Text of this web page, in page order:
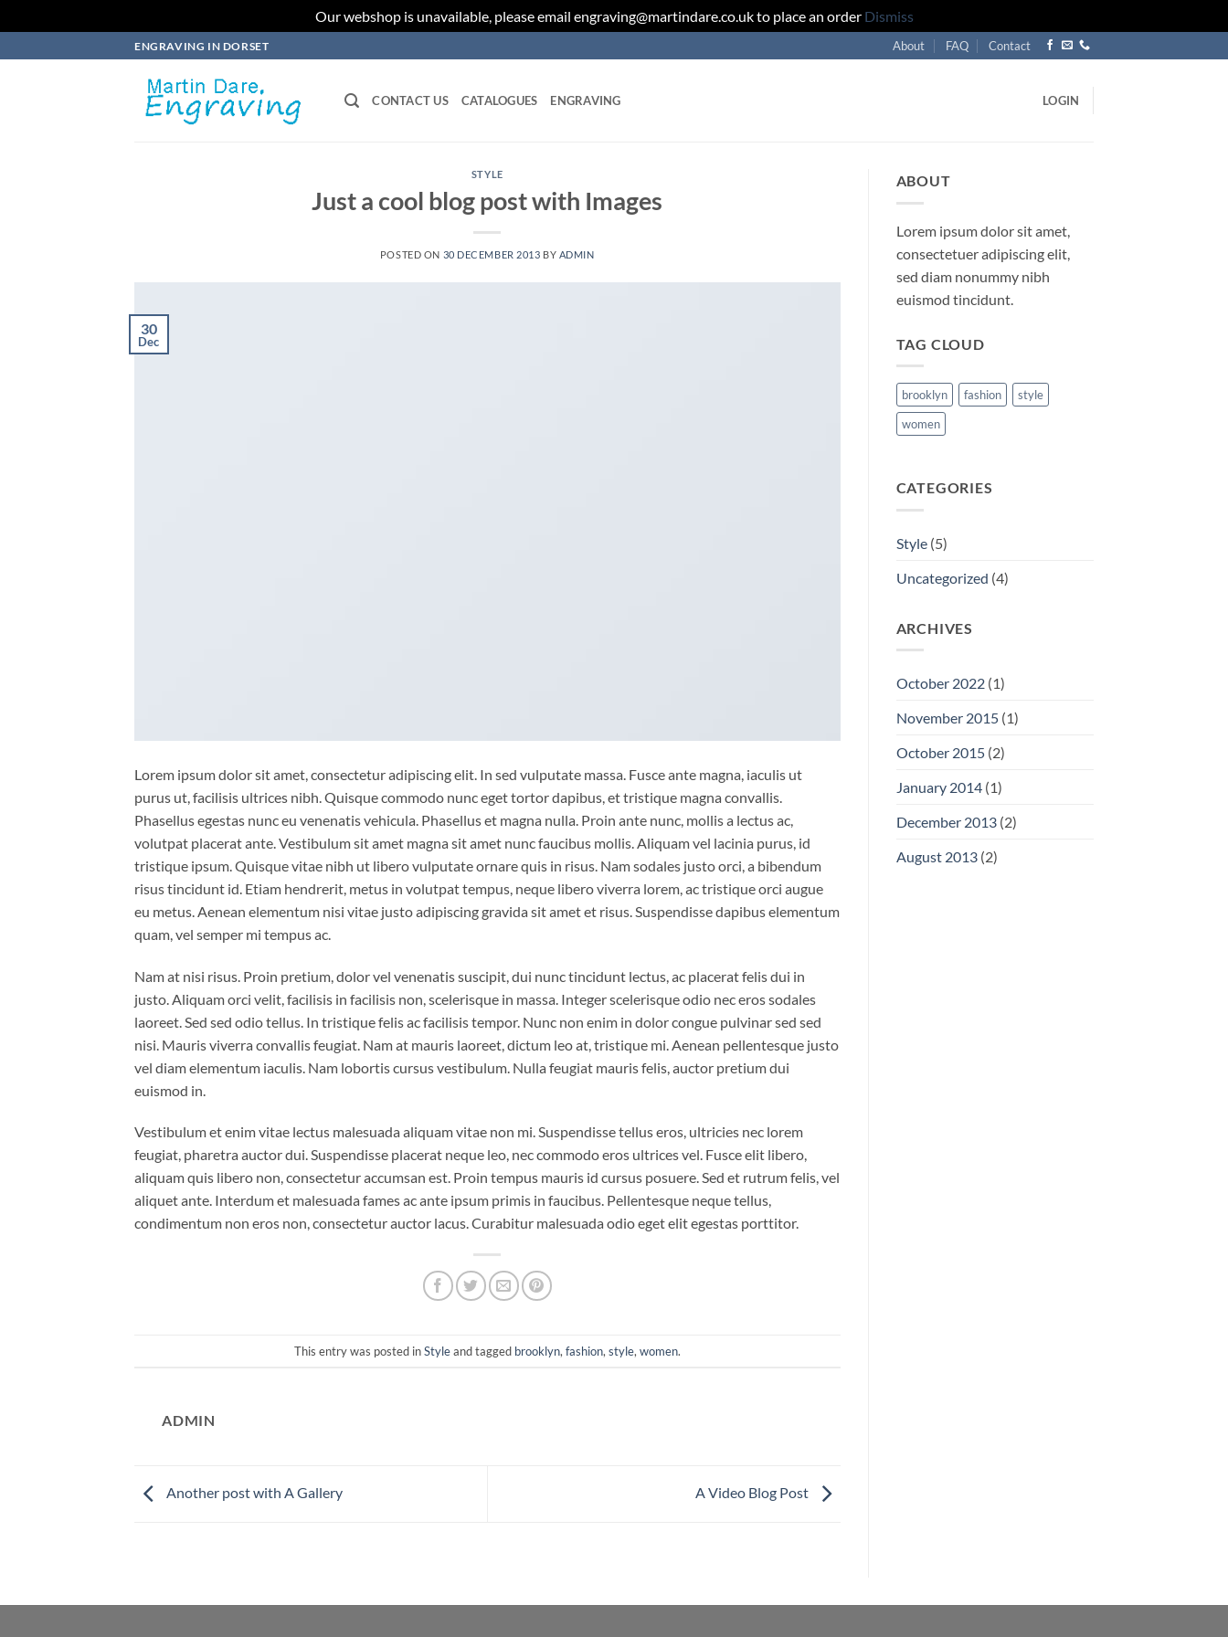
Our webshop is unavailable, please email engraving@martindare.co.uk to place an order Dismiss
to
ENGRAVING IN DORSET About FAQ Contact
CONTACT US CATALOGUES ENGRAVING LOGIN
STYLE
Just a cool blog post with Images
POSTED ON 30 DECEMBER 2013 BY ADMIN
30
Dec
Lorem ipsum dolor sit amet, consectetur adipiscing elit. In sed vulputate massa. Fusce ante magna, iaculis ut
purus ut, facilisis ultrices nibh. Quisque commodo nunc eget tortor dapibus, et tristique magna convallis.
Phasellus egestas nunc eu venenatis vehicula. Phasellus et magna nulla. Proin ante nunc, mollis a lectus ac,
volutpat placerat ante. Vestibulum sit amet magna sit amet nunc faucibus mollis. Aliquam vel lacinia purus, id
tristique ipsum. Quisque vitae nibh ut libero vulputate ornare quis in risus. Nam sodales justo orci, a bibendum
risus tincidunt id. Etiam hendrerit, metus in volutpat tempus, neque libero viverra lorem, ac tristique orci augue
eu metus. Aenean elementum nisi vitae justo adipiscing gravida sit amet et risus. Suspendisse dapibus elementum
quam, vel semper mi tempus ac.
Nam at nisi risus. Proin pretium, dolor vel venenatis suscipit, dui nunc tincidunt lectus, ac placerat felis dui in
justo. Aliquam orci velit, facilisis in facilisis non, scelerisque in massa. Integer scelerisque odio nec eros sodales
laoreet. Sed sed odio tellus. In tristique felis ac facilisis tempor. Nunc non enim in dolor congue pulvinar sed sed
nisi. Mauris viverra convallis feugiat. Nam at mauris laoreet, dictum leo at, tristique mi. Aenean pellentesque justo
vel diam elementum iaculis. Nam lobortis cursus vestibulum. Nulla feugiat mauris felis, auctor pretium dui
euismod in.
Vestibulum et enim vitae lectus malesuada aliquam vitae non mi. Suspendisse tellus eros, ultricies nec lorem
feugiat, pharetra auctor dui. Suspendisse placerat neque leo, nec commodo eros ultrices vel. Fusce elit libero,
aliquam quis libero non, consectetur accumsan est. Proin tempus mauris id cursus posuere. Sed et rutrum felis, vel
aliquet ante. Interdum et malesuada fames ac ante ipsum primis in faucibus. Pellentesque neque tellus,
condimentum non eros non, consectetur auctor lacus. Curabitur malesuada odio eget elit egestas porttitor.
This entry was posted inStyleand tagged brooklyn, fashion, style, women.
ADMIN
Another post with A Gallery A Video Blog Post
ABOUT
Lorem ipsum dolor sit amet,
consectetuer adipiscing elit,
sed diam nonummy nibh
euismod tincidunt.
TAG CLOUD
brooklyn fashion
style
women
CATEGORIES
Style(5)
Uncategorized (4)
ARCHIVES
October 2022(1)
November 2015(1)
October 2015(2)
January 2014(1)
December 2013(2)
August 2013(2)